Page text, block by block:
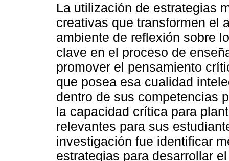
La utilización de estrategias
creativas que transformen el
ambiente de reflexión sobre
clave en el proceso de
promover el pensamiento
que posea esa cualidad
dentro de sus competencias
la capacidad crítica para
relevantes para sus
investigación fue identificar
estrategias para desarrollar